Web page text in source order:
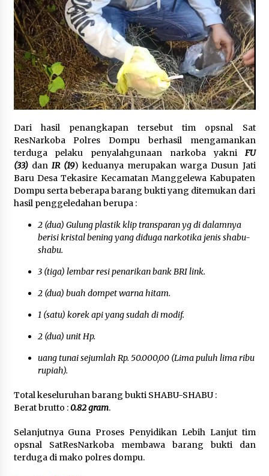
Dari hasil penangkapan tersebut tim opsnal Sat
ResNarkoba Polres Dompu berhasil mengamankan
terduga pelaku penyalahgunaan narkoba yakni FU
(33)danIR (19) keduanya merupakan warga Dusun Jati
Baru Desa Tekasire Kecamatan Manggelewa Kabupaten
Dompu serta beberapa barang bukti yang ditemukan dari
hasil penggeledahan berupa :
2 (dua) Gulung plastik klip transparan yg di dalamnya
berisi kristal bening yang diduga narkotika jenis shabu-
shabu.
3 (tiga) lembar resi penarikan bank BRI link.
2 (dua) buah dompet warna hitam.
1 (satu) korek api yang sudah di modif.
2 (dua) unit Hp.
uang tunai sejumlah Rp. 50.000,00 (Lima puluh lima ribu
rupiah).
Total keseluruhan barang bukti SHABU-SHABU :
Berat brutto :0.82 gram.
Selanjutnya Guna Proses Penyidikan Lebih Lanjut tim
opsnal SatResNarkoba membawa barang bukti dan
terduga di mako polres dompu.